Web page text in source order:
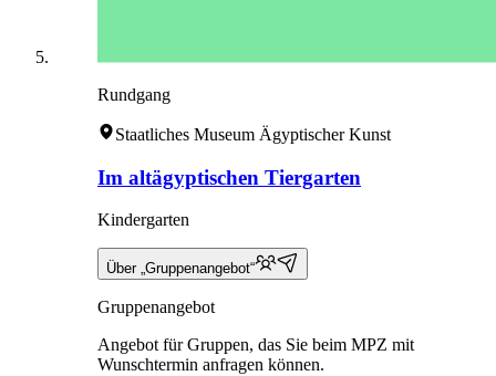
Rundgang
Staatliches Museum Ägyptischer Kunst
Im altägyptischen Tiergarten
Kindergarten
Über „Gruppenangebot“
Gruppenangebot
Angebot für Gruppen, das Sie beim MPZ mit
Wunschtermin anfragen können.